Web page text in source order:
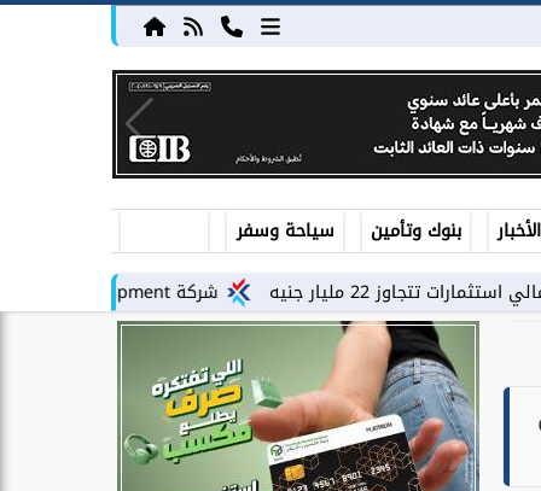
بنوك وتأمين
سياحة وسفر
شركة PLDG Development تفتح باب الحجز للمرحلة الثانية من مشروع «إطلالة» بمدينة...